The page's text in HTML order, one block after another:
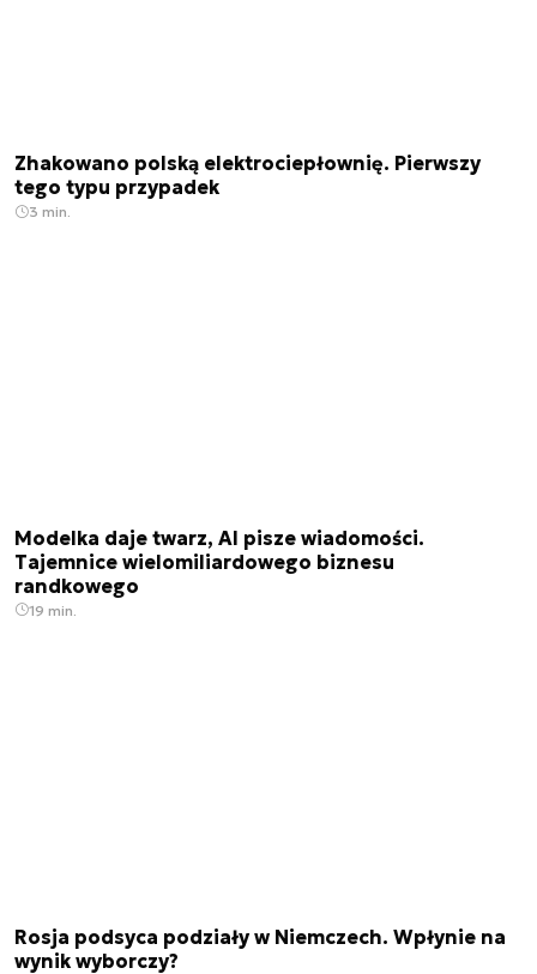
Zhakowano polską elektrociepłownię. Pierwszy
tego typu przypadek
3 min.
Modelka daje twarz, AI pisze wiadomości.
Tajemnice wielomiliardowego biznesu
randkowego
19 min.
Rosja podsyca podziały w Niemczech. Wpłynie na
wynik wyborczy?